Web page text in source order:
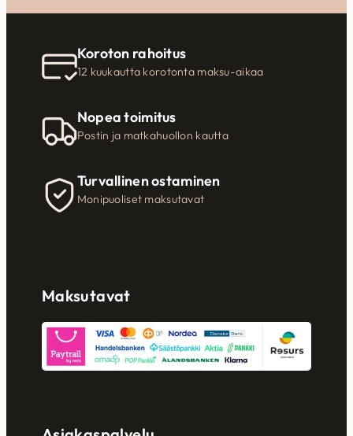
Koroton rahoitus
12 kuukautta korotonta maksu-aikaa
Nopea toimitus
Postin ja matkahuollon kautta
Turvallinen ostaminen
Monipuoliset maksutavat
Maksutavat